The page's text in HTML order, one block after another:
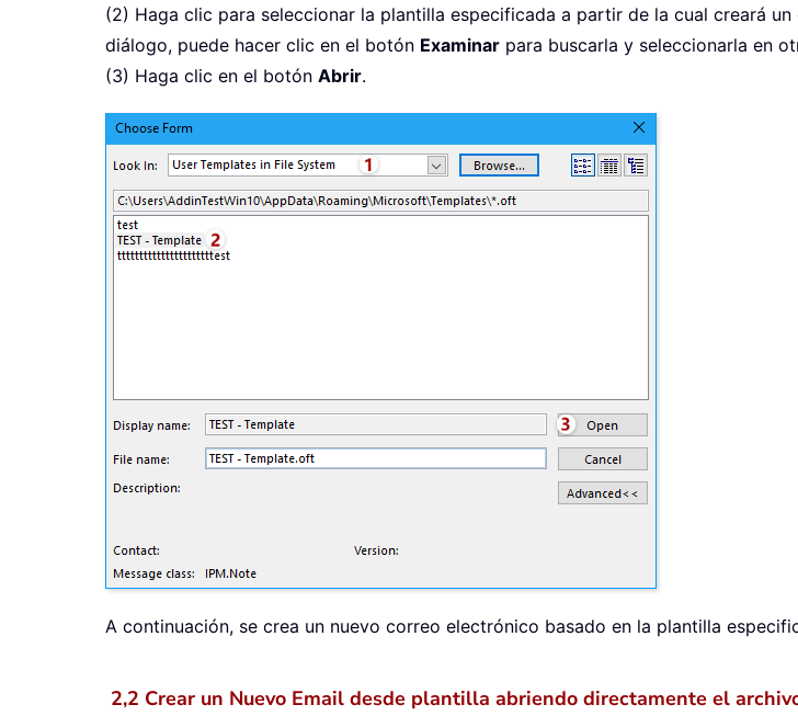
(2) Haga clic para seleccionar la plantilla especificada a partir de la cual creará un
diálogo, puede hacer clic en el botón Examinar para buscarla y seleccionarla en
(3) Haga clic en el botón Abrir.
A continuación, se crea un nuevo correo electrónico basado en la plantilla
2,2 Crear un Nuevo Email desde plantilla abriendo directamente el